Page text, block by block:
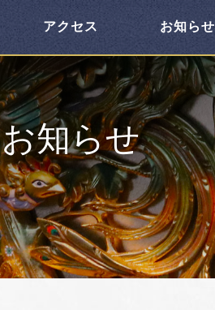
アクセス お知らせ
お知らせ